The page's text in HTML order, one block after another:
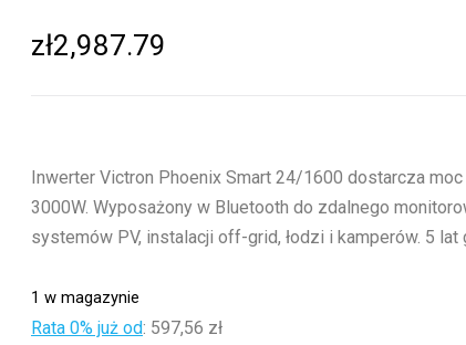
zł2,987.79
Inwerter Victron Phoenix Smart 24/1600 dostarcza
3000W. Wyposażony w Bluetooth do zdalnego
systemów PV, instalacji off-grid, łodzi i kamperów. 5 lat
1 w magazynie
Rata 0% już od: 597,56 zł